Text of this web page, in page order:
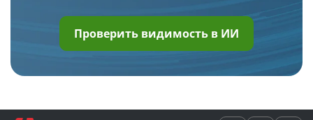
Проверить видимость в ИИ